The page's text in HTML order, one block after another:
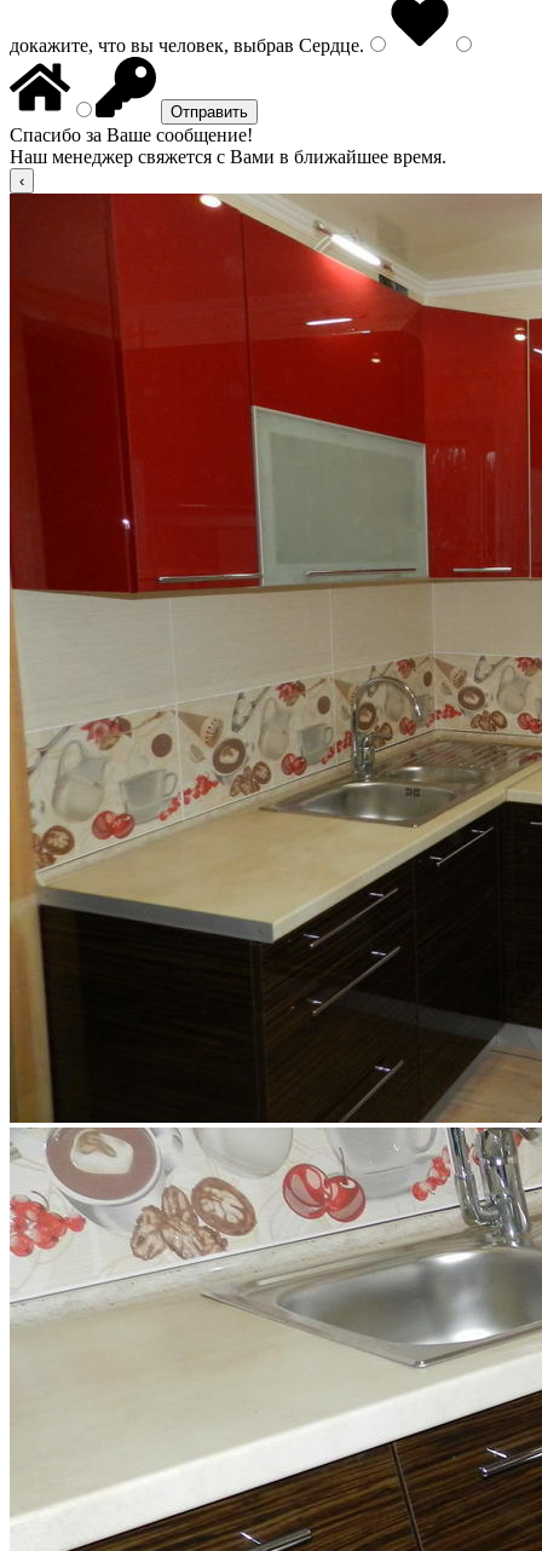
докажите, что вы человек, выбрав Сердце.
Спасибо за Ваше сообщение!
Наш менеджер свяжется с Вами в ближайшее время.